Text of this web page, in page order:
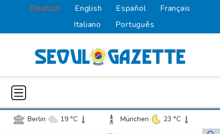
Deutsch English Español
Français
Italiano
Português
Berlin 19 °C München
23 °C